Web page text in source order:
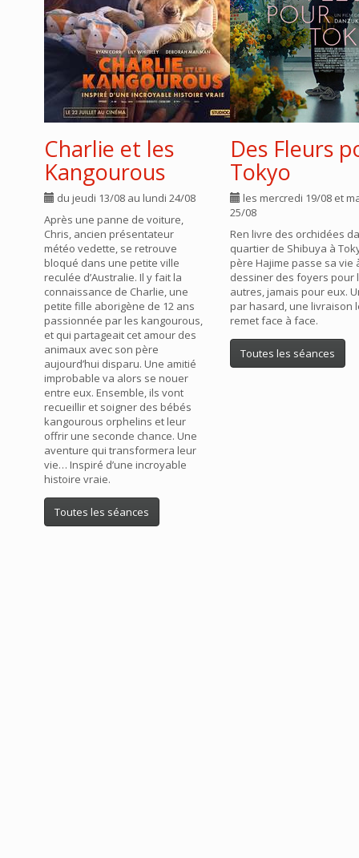
Charlie et les
Kangourous
du jeudi 13/08 au lundi 24/08
Après une panne de voiture,
Chris, ancien présentateur
météo vedette, se retrouve
bloqué dans une petite ville
reculée d’Australie. Il y fait la
connaissance de Charlie, une
petite fille aborigène de 12 ans
passionnée par les kangourous,
et qui partageait cet amour des
animaux avec son père
aujourd’hui disparu. Une amitié
improbable va alors se nouer
entre eux. Ensemble, ils vont
recueillir et soigner des bébés
kangourous orphelins et leur
offrir une seconde chance. Une
aventure qui transformera leur
vie… Inspiré d’une incroyable
histoire vraie.
Toutes les séances
Des Fleurs
Tokyo
les mercredi 19/08 et
25/08
Ren livre des orchidées
quartier de Shibuya à
père Hajime passe sa vie
dessiner des foyers pour
autres, jamais pour eux.
par hasard, une livraison
remet face à face.
Toutes les séances